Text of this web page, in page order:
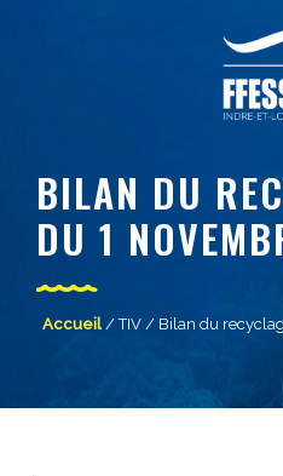
BILAN DU
DU 1
Accueil/TIV / Bilan du